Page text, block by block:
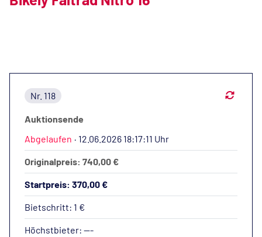
Nr. 118
Auktionsende
Abgelaufen · 12.06.2026 18:17:11 Uhr
Originalpreis: 740,00 €
Startpreis: 370,00 €
Bietschritt: 1 €
Höchstbieter: ---